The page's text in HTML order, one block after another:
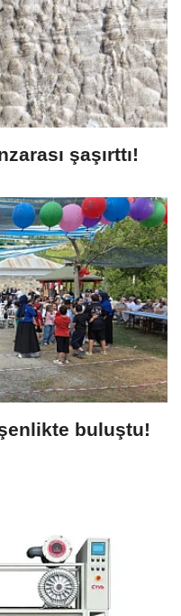
şaşırttı!
buluştu!